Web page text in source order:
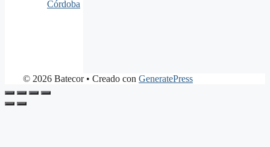
Córdoba
© 2026 Batecor• Creado con GeneratePress